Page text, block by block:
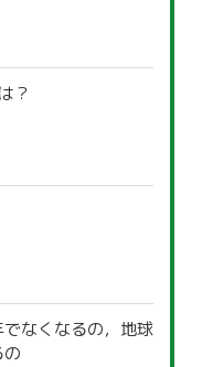
？
なくなるの，地球